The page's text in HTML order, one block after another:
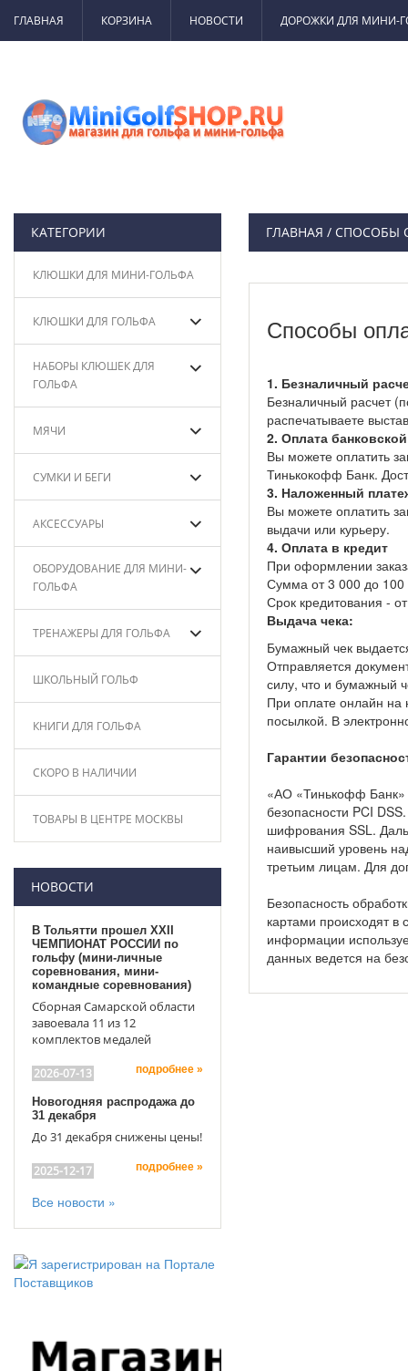
ГЛАВНАЯ КОРЗИНА НОВОСТИ ДОРОЖКИ ДЛЯ МИНИ-
КАТЕГОРИИ
КЛЮШКИ ДЛЯ МИНИ-ГОЛЬФА
КЛЮШКИ ДЛЯ ГОЛЬФА
НАБОРЫ КЛЮШЕК ДЛЯ
ГОЛЬФА
МЯЧИ
СУМКИ И БЕГИ
АКСЕССУАРЫ
ОБОРУДОВАНИЕ ДЛЯ МИНИ-
ГОЛЬФА
ТРЕНАЖЕРЫ ДЛЯ ГОЛЬФА
ШКОЛЬНЫЙ ГОЛЬФ
КНИГИ ДЛЯ ГОЛЬФА
СКОРО В НАЛИЧИИ
ТОВАРЫ В ЦЕНТРЕ МОСКВЫ
НОВОСТИ
В Тольятти прошел XXII
ЧЕМПИОНАТ РОССИИ по
гольфу (мини-личные
соревнования, мини-
командные соревнования)
Сборная Самарской области
завоевала 11 из 12
комплектов медалей
2026-07-13 подробнее »
Новогодняя распродажа до
31 декабря
До 31 декабря снижены цены!
2025-12-17 подробнее »
Все новости »
ГЛАВНАЯ / СПОСОБЫ
Способы
1. Безналичный
Безналичный расчет
распечатываете
2. Оплата
Вы можете оплатить
Тинькокофф Банк.
3. Наложенный
Вы можете оплатить
выдачи или курьеру.
4. Оплата в кредит
При оформлении
Сумма от 3 000 до 100
Срок кредитования -
Выдача чека:
Бумажный чек
Отправляется
силу, что и бумажный
При оплате онлайн на
посылкой. В
Гарантии
«АО «Тинькофф Банк»
безопасности PCI
шифрования SSL.
наивысший уровень
третьим лицам. Для
Безопасность
картами происходят
информации
данных ведется на